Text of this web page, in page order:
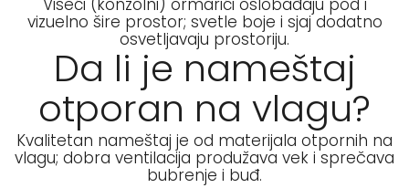
Viseći (konzolni) ormarići oslobađaju pod i
vizuelno šire prostor; svetle boje i sjaj dodatno
osvetljavaju prostoriju.
Da li je nameštaj
otporan na vlagu?
Kvalitetan nameštaj je od materijala otpornih na
vlagu; dobra ventilacija produžava vek i sprečava
bubrenje i buđ.